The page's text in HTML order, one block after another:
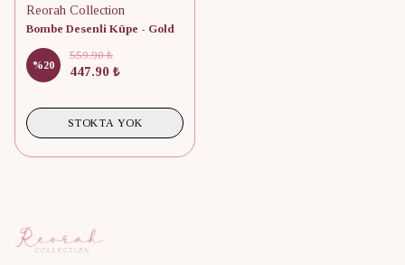
Reorah Collection
Bombe Desenli Küpe - Gold
%20
559.90 ₺
447.90 ₺
STOKTA YOK